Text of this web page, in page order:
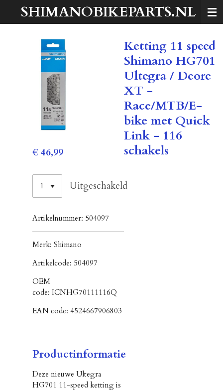
hoofdinhoud
SHIMANOBIKEPARTS.NL
Ketting 11 speed
Shimano HG701
Ultegra / Deore
XT -
Race/MTB/E-
bike met Quick
Link - 116
schakels
€ 46,99
Uitgeschakeld
Artikelnummer: 504097
Merk: Shimano
Artikelcode: 504097
OEM
code: ICNHG70111116Q
EAN code: 4524667906803
Productinformatie
Deze nieuwe Ultegra
HG701 11-speed ketting is